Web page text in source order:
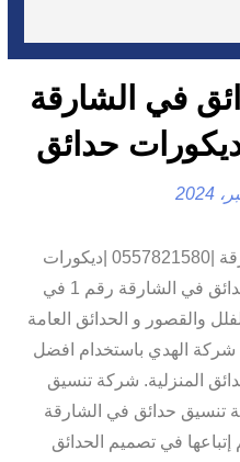
في الشارقة
شركة تنسيق حدائق في الشارقة |0557821580 |ديكورات
حدائق شركتنا شركة تنسيق حدائق في الشارقة رقم 1 في
والقصور و الحدائق العامة
شركة الهدي باستخدام افضل
المنزلية. شركة تنسيق
تنسيق حدائق في الشارقة
في تصميم الحدائق